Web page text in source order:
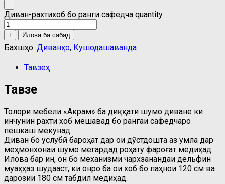
-
Диван-рахтихоб бо ранги сафедча quantity
+ Илова ба сабад
Бахшҳо: Диванҳо, Кушодашаванда
Тавзеҳ
Тавзеҳ
Толори мебели «Акрам» ба диққати шумо диване ки
инчунин рахти хоб мешавад бо рангаи сафедчаро
пешкаш мекунад.
Диван бо услубӣ бароҳат дар ҷои дӯстдошта аз ҷумла дар
меҳмонхонаи шумо мегардад роҳату фароғат медиҳад.
Илова бар ин, он бо механизми чархзанандаи дельфин
муҷаҳҳаз шудааст, ки онро ба ҷои хоб бо паҳнои 120 см ва
дарозии 180 см табдил медиҳад.